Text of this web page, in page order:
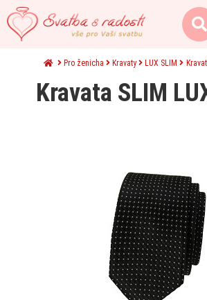
Pro ženicha Kravaty LUX SLIM
Kravata SLIM